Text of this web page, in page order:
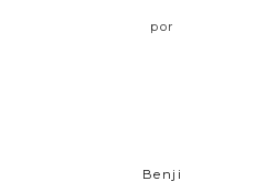
por
Benji